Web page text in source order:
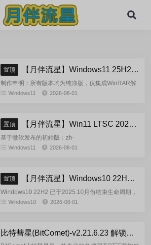
置顶 【月伴流星】Windows11 25H2 完整+适量精简多合一安装版2026.08
制作申明：所有版本均为纯净版，仅集成WinRAR解
压缩和VBCRedist_x86_x64和系统必须的软件和运
Windows11 2026-08-01
置顶 【月伴流星】Win11 LTSC 2024 完整+适量精简多合一安装版2026.08
基于微软发布的初始版：zh-
Windows11 2026-08-01
置顶 【月伴流星】Windows10 22H2 完整+适量精简多合一安装版2026.08
Windows10 22H2 已于2025.10月份结束生命周期，
官方已经停止技术支持，考虑到22H2尚有大量用
Windows10 2026-08-01
比特彗星(BitComet)-v2.21.6.23 解锁全功能豪华绿色版